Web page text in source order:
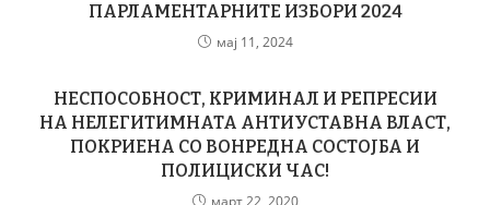
ПАРЛАМЕНТАРНИТЕ ИЗБОРИ 2024
мај 11, 2024
НЕСПОСОБНОСТ, КРИМИНАЛ И РЕПРЕСИИ
НА НЕЛЕГИТИМНАТА АНТИУСТАВНА ВЛАСТ,
ПОКРИЕНА СО ВОНРЕДНА СОСТОЈБА И
ПОЛИЦИСКИ ЧАС!